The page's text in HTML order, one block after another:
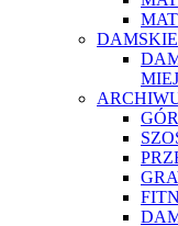
DAMSKIE